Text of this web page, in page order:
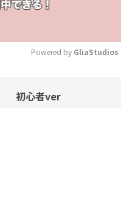
Powered by GliaStudios
初心者ver